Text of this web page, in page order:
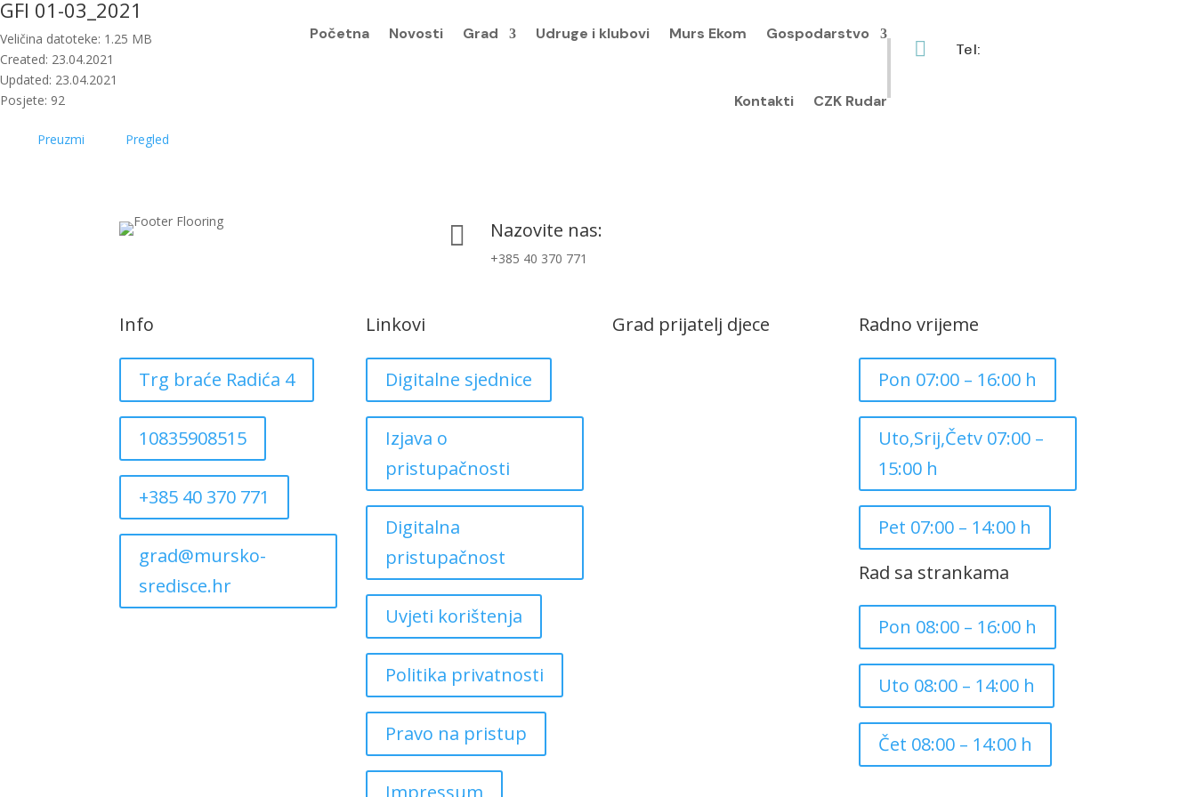
Početna Novosti Grad Udruge i klubovi Murs Ekom Gospodarstvo
Kontakti CZK Rudar
 Tel:
GFI 01-03_2021
Veličina datoteke: 1.25 MB
Created: 23.04.2021
Updated: 23.04.2021
Posjete: 92
Preuzmi Pregled
 Nazovite nas:
+385 40 370 771
Info
Trg braće Radića 4
10835908515
+385 40 370 771
grad@mursko-
sredisce.hr
Linkovi
Digitalne sjednice
Izjava o
pristupačnosti
Digitalna
pristupačnost
Uvjeti korištenja
Politika privatnosti
Pravo na pristup
Grad prijatelj djece Radno vrijeme
Pon 07:00 – 16:00 h
Uto,Srij,Četv 07:00 –
15:00 h
Pet 07:00 – 14:00 h
Rad sa strankama
Pon 08:00 – 16:00 h
Uto 08:00 – 14:00 h
Čet 08:00 – 14:00 h